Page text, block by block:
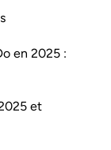
en 2025 :
et